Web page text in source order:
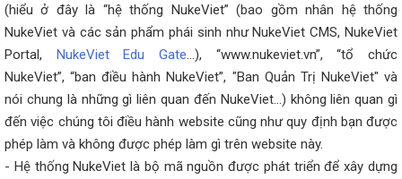
(hiểu ở đây là “hệ thống NukeViet” (bao gồm nhân hệ thống
NukeViet và các sản phẩm phái sinh như NukeViet CMS, NukeViet
Portal, NukeViet Edu Gate ...), “www.nukeviet.vn”, “tổ chức
NukeViet”, “ban điều hành NukeViet”, "Ban Quản Trị NukeViet" và
nói chung là những gì liên quan đến NukeViet...) không liên quan gì
đến việc chúng tôi điều hành website cũng như quy định bạn được
phép làm và không được phép làm gì trên website này.
- Hệ thống NukeViet là bộ mã nguồn được phát triển để xây dựng